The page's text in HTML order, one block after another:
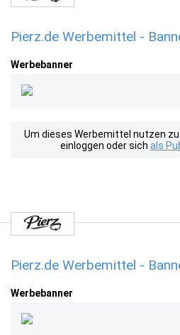
Pierz.de Werbemittel -
Werbebanner
Um dieses Werbemittel nutzen
einloggen oder sich als
Pierz.de Werbemittel -
Werbebanner